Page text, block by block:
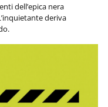
dell’epica nera
deriva